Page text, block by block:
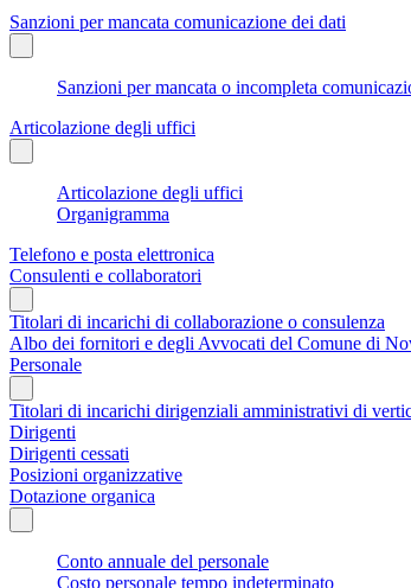
Sanzioni per mancata comunicazione dei dati
Sanzioni per mancata o incompleta
Articolazione degli uffici
Articolazione degli uffici
Organigramma
Telefono e posta elettronica
Consulenti e collaboratori
Titolari di incarichi di collaborazione o consulenza
Albo dei fornitori e degli Avvocati del Comune di
Personale
Titolari di incarichi dirigenziali amministrativi di
Dirigenti
Dirigenti cessati
Posizioni organizzative
Dotazione organica
Conto annuale del personale
Costo personale tempo indeterminato